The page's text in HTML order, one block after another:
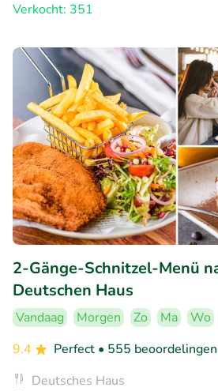
Verkocht: 351
2-Gänge-Schnitzel-Menü
Deutschen Haus
Vandaag Morgen Zo Ma Wo
9.4
Perfect • 555 beoordelingen
Deutsches Haus